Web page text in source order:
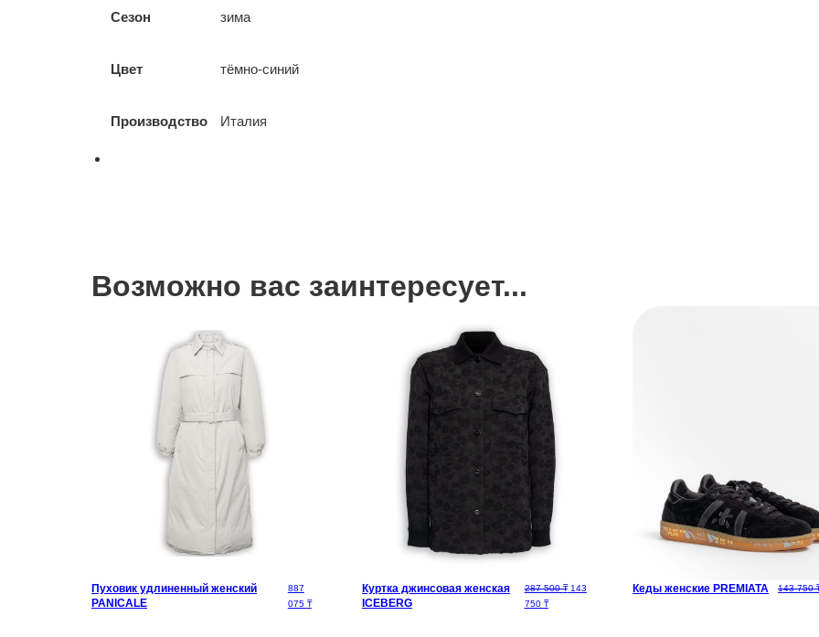
Сезон зима
Цвет тёмно-синий
Производство Италия
Возможно вас заинтересует...
Пуховик удлиненный женский
PANICALE
887
075 ₸
Куртка джинсовая женская
ICEBERG
287 500₸ Первоначальная цена составляла 287 500 ₸.
143
750 ₸Текущая цена: 143 750 ₸.
Кеды женские PREMIATA 143 750